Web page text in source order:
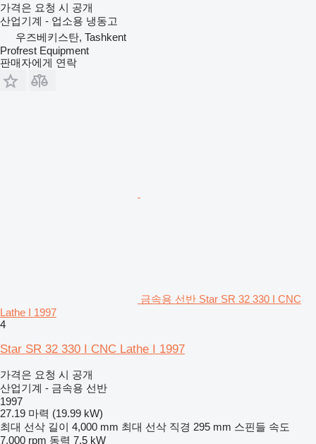
가격은 요청 시 공개
산업기계 - 업소용 냉동고
우즈베키스탄, Tashkent
Profrest Equipment
판매자에게 연락
금속용 선반 Star SR 32 330 I CNC
Lathe I 1997
4
Star SR 32 330 I CNC Lathe I 1997
가격은 요청 시 공개
산업기계 - 금속용 선반
1997
27.19 마력 (19.99 kW)
최대 선삭 길이 4,000 mm 최대 선삭 직경 295 mm 스핀들 속도
7,000 rpm 동력 7.5 kW